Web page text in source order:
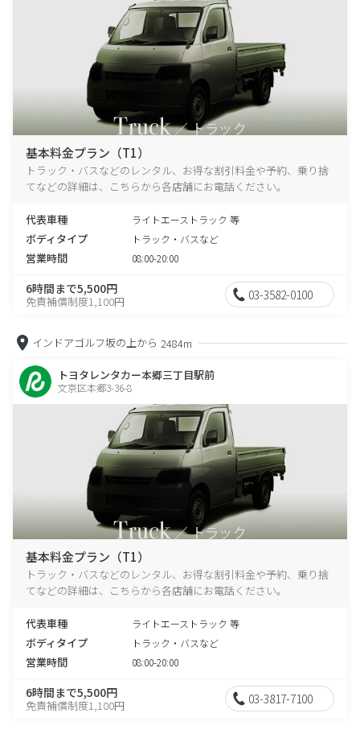
基本料金プラン（T1）
トラック・バスなどのレンタル、お得な割引料金や予約、乗り捨
てなどの詳細は、こちらから各店舗にお電話ください。
代表車種 ライトエーストラック 等
ボディタイプ トラック・バスなど
営業時間 08:00-20:00
6時間まで5,500円
免責補償制度1,100円 03-3582-0100
インドアゴルフ坂の上から 2484m
トヨタレンタカー本郷三丁目駅前
文京区本郷3-36-8
基本料金プラン（T1）
トラック・バスなどのレンタル、お得な割引料金や予約、乗り捨
てなどの詳細は、こちらから各店舗にお電話ください。
代表車種 ライトエーストラック 等
ボディタイプ トラック・バスなど
営業時間 08:00-20:00
6時間まで5,500円
免責補償制度1,100円 03-3817-7100